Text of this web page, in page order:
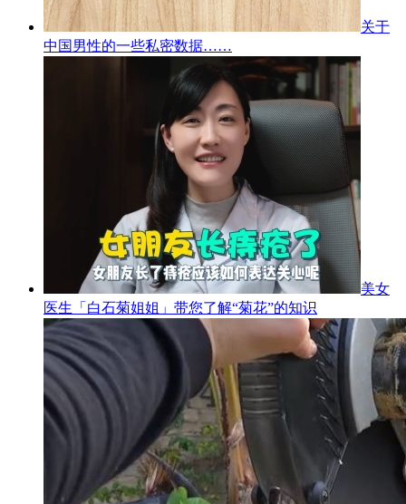
关于
中国男性的一些私密数据……
美女
医生「白石菊姐姐」带您了解“菊花”的知识